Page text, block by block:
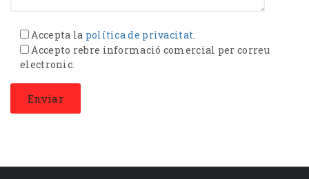
Accepta la política de privacitat
Accepto rebre informació comercial per correu
electronic.